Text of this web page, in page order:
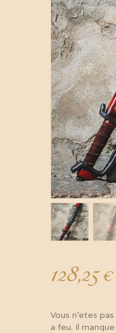
128,25€
Vous n’etes
a feu. Il